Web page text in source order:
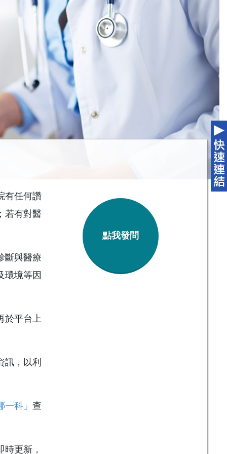
有任何讚
若有對醫
斷與醫療
環境等因
於平台上
，以利
一科」 查
更新，
點我發問